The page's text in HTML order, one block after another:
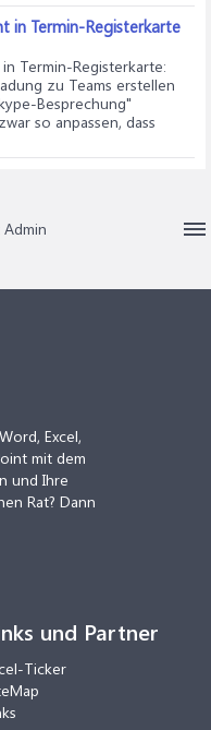
in Termin-Registerkarte
Termin-Registerkarte:
zu Teams erstellen
Besprechung"
so anpassen, dass
Excel,
mit dem
und Ihre
Rat? Dann
und Partner
Ticker